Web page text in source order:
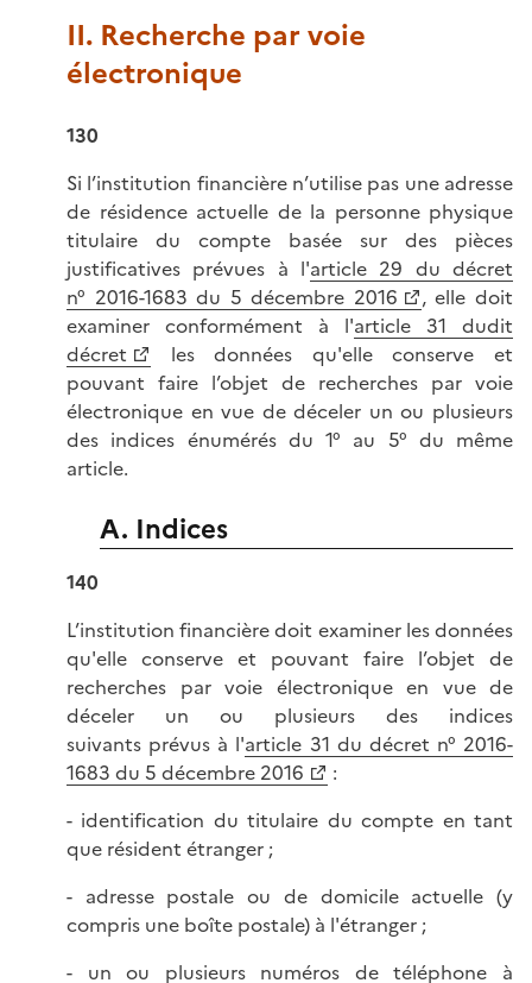
II. Recherche par voie
électronique
130
Si l’institution financière n’utilise pas une adresse
de résidence actuelle de la personne physique
titulaire du compte basée sur des pièces
justificatives prévues à l'article 29 du décret
n° 2016-1683 du 5 décembre 2016
, elle doit
examiner conformément à l'article 31 dudit
décret
les données qu'elle conserve et
pouvant faire l’objet de recherches par voie
électronique en vue de déceler un ou plusieurs
des indices énumérés du 1° au 5° du même
article.
A. Indices
140
L’institution financière doit examiner les données
qu'elle conserve et pouvant faire l’objet de
recherches par voie électronique en vue de
déceler un ou plusieurs des indices
suivants prévus à l'article 31 du décret n° 2016-
1683 du 5 décembre 2016
:
- identification du titulaire du compte en tant
que résident étranger ;
- adresse postale ou de domicile actuelle (y
compris une boîte postale) à l'étranger ;
- un ou plusieurs numéros de téléphone à